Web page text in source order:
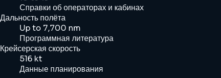
Справки об операторах и кабинах
Дальность полёта
Up to 7,700 nm
Программная литература
Крейсерская скорость
516 kt
Данные планирования